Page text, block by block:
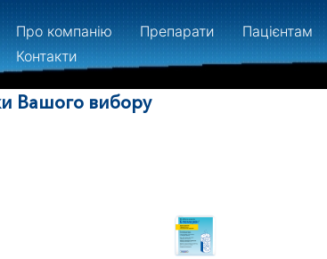
Про компанію Препарати Пацієнтам
Контакти
Вашого вибору